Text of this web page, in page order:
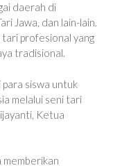
daerah di
Jawa, dan lain-lain.
tari profesional yang
tradisional.
para siswa untuk
melalui seni tari
Ketua
memberikan